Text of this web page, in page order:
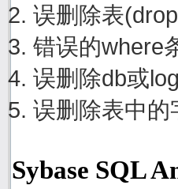
误删除表
错误的where
误删除db或
误删除表中的
Sybase SQL